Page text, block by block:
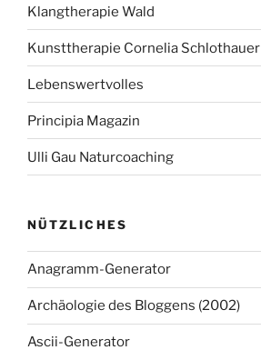
Klangtherapie Wald
Kunsttherapie Cornelia Schlothauer
Lebenswertvolles
Principia Magazin
Ulli Gau Naturcoaching
NÜTZLICHES
Anagramm-Generator
Archäologie des Bloggens (2002)
Ascii-Generator